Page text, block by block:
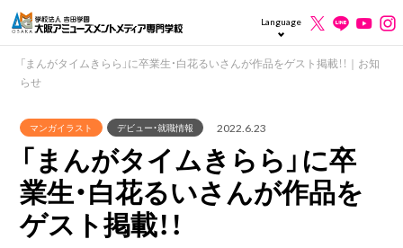
Language
「まんがタイムきらら」に卒業生・白花るいさんが作品をゲスト掲載！！｜お知
らせ
マンガイラスト デビュー・就職情報 2022.6.23
「まんがタイムきらら」に卒
業生・白花るいさんが作品を
ゲスト掲載！！